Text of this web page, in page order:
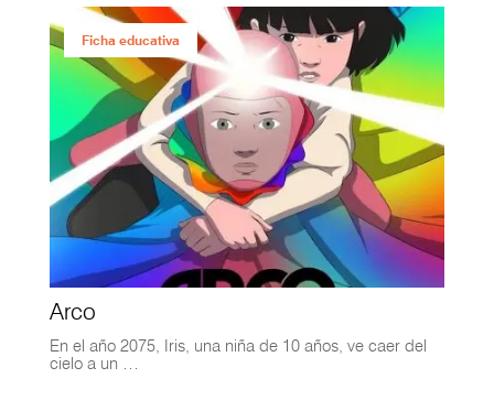
Ficha educativa
Arco
En el año 2075, Iris, una niña de 10 años, ve caer del
cielo a un …